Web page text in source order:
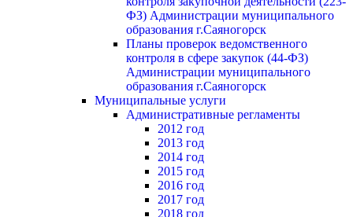
ФЗ) Администрации муниципального
образования г.Саяногорск
Планы проверок ведомственного
контроля в сфере закупок (44-ФЗ)
Администрации муниципального
образования г.Саяногорск
Муниципальные услуги
Административные регламенты
2012 год
2013 год
2014 год
2015 год
2016 год
2017 год
2018 год